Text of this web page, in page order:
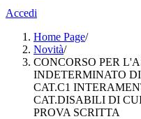
Accedi
Home Page/
Novità/
CONCORSO PER
INDETERMINATO
CAT.C1
CAT.DISABILI DI
PROVA SCRITTA